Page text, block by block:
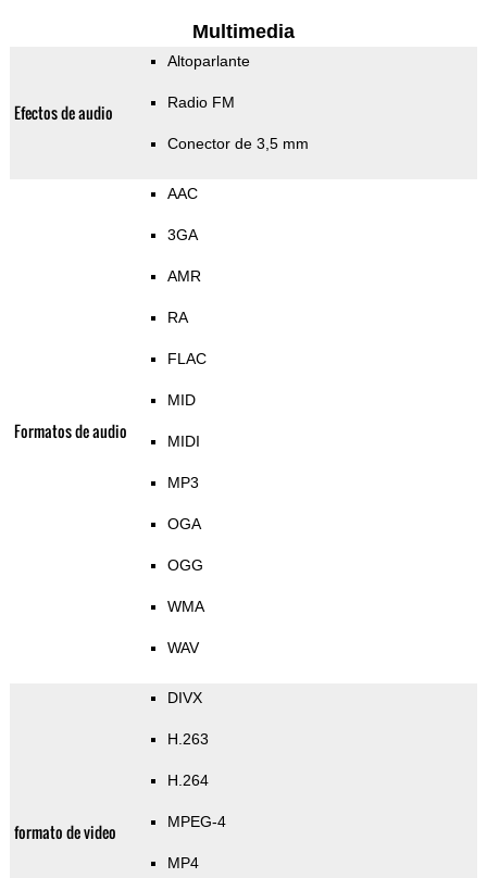
Multimedia
Efectos de audio
Altoparlante
Radio FM
Conector de 3,5 mm
Formatos de audio
AAC
3GA
AMR
RA
FLAC
MID
MIDI
MP3
OGA
OGG
WMA
WAV
formato de video
DIVX
H.263
H.264
MPEG-4
MP4